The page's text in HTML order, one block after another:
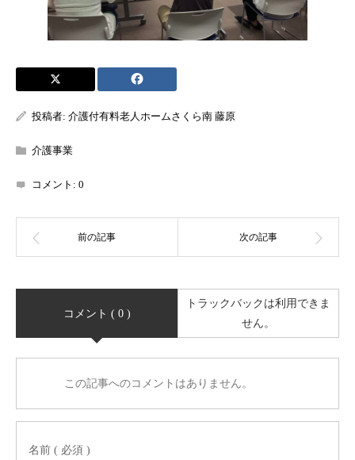
投稿者: 介護付有料老人ホームさくら南 藤原
介護事業
コメント: 0
コメント ( 0 )
トラックバックは利用できま
せん。
この記事へのコメントはありません。
名前 ( 必須 )